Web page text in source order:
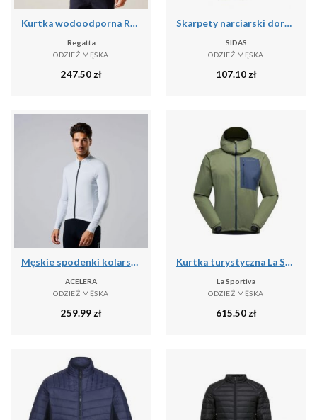
Kurtka wodoodporna Regatta Bayano II
Regatta
ODZIEŻ MĘSKA
247.50 zł
Skarpety narciarski dorosly Sidas Ski Touring LV cienka grubosc
SIDAS
ODZIEŻ MĘSKA
107.10 zł
Męskie spodenki kolarskie do kolarstwa górskiego
ACELERA
ODZIEŻ MĘSKA
259.99 zł
Kurtka turystyczna La Sportiva Wall Breeze Stretch
La Sportiva
ODZIEŻ MĘSKA
615.50 zł